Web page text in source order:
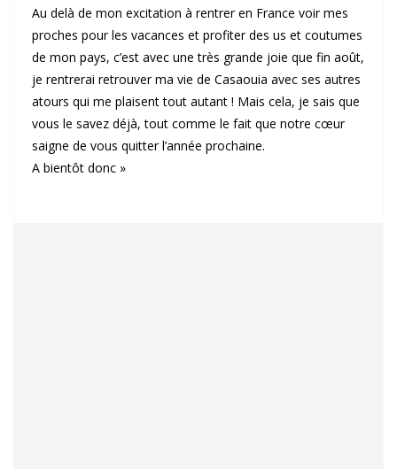
Au delà de mon excitation à rentrer en France voir mes
proches pour les vacances et profiter des us et coutumes
de mon pays, c’est avec une très grande joie que fin août,
je rentrerai retrouver ma vie de Casaouia avec ses autres
atours qui me plaisent tout autant ! Mais cela, je sais que
vous le savez déjà, tout comme le fait que notre cœur
saigne de vous quitter l’année prochaine.
A bientôt donc »